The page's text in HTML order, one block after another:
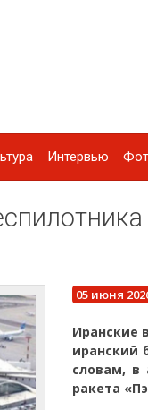
Интервью
05 июня
Иранские
иранский
словам, в
ракета